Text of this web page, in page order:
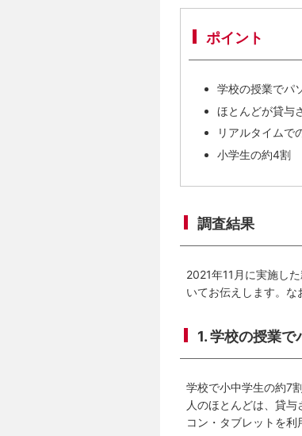
ポイント
学校の授業でパ
ほとんどが貸与
リアルタイム
小学生の約4割
調査結果
2021年11月に実施し
いてお伝えします。な
1. 学校の授業
学校で小中学生の約7
人のほとんどは、貸
コン・タブレットを利